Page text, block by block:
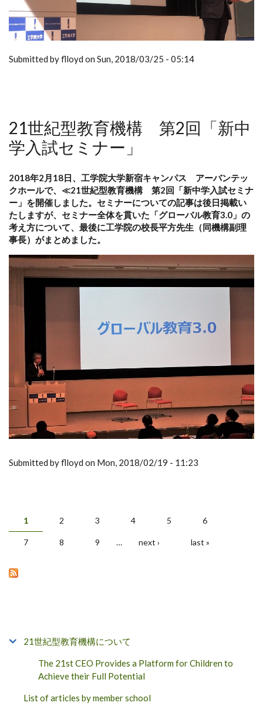
Submitted by flloyd on Sun, 2018/03/25 - 05:14
21世紀型教育機構 第2回「新中
学入試セミナー」
2018年2月18日、工学院大学新宿キャンパス アーバンテッ
クホールで、≪21世紀型教育機構 第2回「新中学入試セミナ
ー」を開催しました。セミナーについての記事は後日掲載い
たしますが、セミナー全体を貫いた「グローバル教育3.0」の
考え方について、最後に工学院の校長平方先生（同機構副理
事長）がまとめました。
Submitted by flloyd on Mon, 2018/02/19 - 11:23
Pages
1 2 3 4 5 6
7 8 9 … next › last »
21世紀型教育機構について
The 21st CEO Provides a Platform for Children to
Achieve their Full Potential
List of articles by member school